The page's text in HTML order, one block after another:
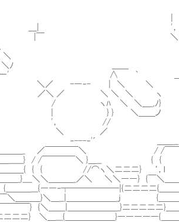
| '，
＼ |￣ ＼
＼ ‐---‐'
＼
＿＿
｀ ＿| │それが石
| ＼ ＼ |￣
＼ ＼ ＼
＼ ＼＿_,ﾉ}
＿＿ノ
， // ＿| ＿＿
＼ ／ |￣ /
‐'´ ＿＿__ |＼＿＿
＿_ ／￣￣￣￣＼ / /￣￣＼
/ /￣￣￣￣＼ }＿__ { { ヽ
{ { { //⌒ヽ＼二二二} ‘，l '，
＼＼＿＿＿_／＼ ＼＼――} {￣＼＿＿＿
{＿＿＿___{――‐┬──────|{二二二二{＿＿
}￣＼＿＿＿}＼＿__|＿＿＿＿＿＿_j {＿＿
￣￣} {＼＿＿|＿＿＿＿＿＿_}二二二二
二二二二} ＼＿___{＿＿＿＿＿＿}―――――{＿